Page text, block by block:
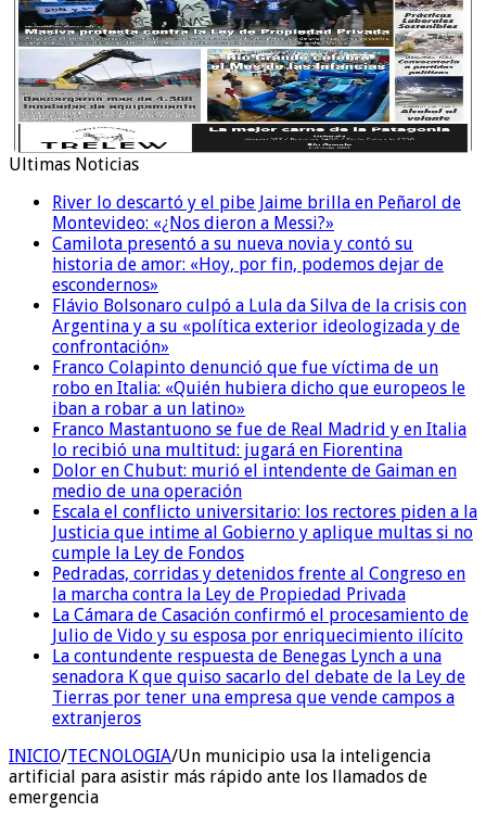
Ultimas Noticias
River lo descartó y el pibe Jaime brilla en Peñarol de
Montevideo: «¿Nos dieron a Messi?»
Camilota presentó a su nueva novia y contó su
historia de amor: «Hoy, por fin, podemos dejar de
escondernos»
Flávio Bolsonaro culpó a Lula da Silva de la crisis con
Argentina y a su «política exterior ideologizada y de
confrontación»
Franco Colapinto denunció que fue víctima de un
robo en Italia: «Quién hubiera dicho que europeos le
iban a robar a un latino»
Franco Mastantuono se fue de Real Madrid y en Italia
lo recibió una multitud: jugará en Fiorentina
Dolor en Chubut: murió el intendente de Gaiman en
medio de una operación
Escala el conflicto universitario: los rectores piden a la
Justicia que intime al Gobierno y aplique multas si no
cumple la Ley de Fondos
Pedradas, corridas y detenidos frente al Congreso en
la marcha contra la Ley de Propiedad Privada
La Cámara de Casación confirmó el procesamiento de
Julio de Vido y su esposa por enriquecimiento ilícito
La contundente respuesta de Benegas Lynch a una
senadora K que quiso sacarlo del debate de la Ley de
Tierras por tener una empresa que vende campos a
extranjeros
INICIO/TECNOLOGIA/Un municipio usa la inteligencia
artificial para asistir más rápido ante los llamados de
emergencia